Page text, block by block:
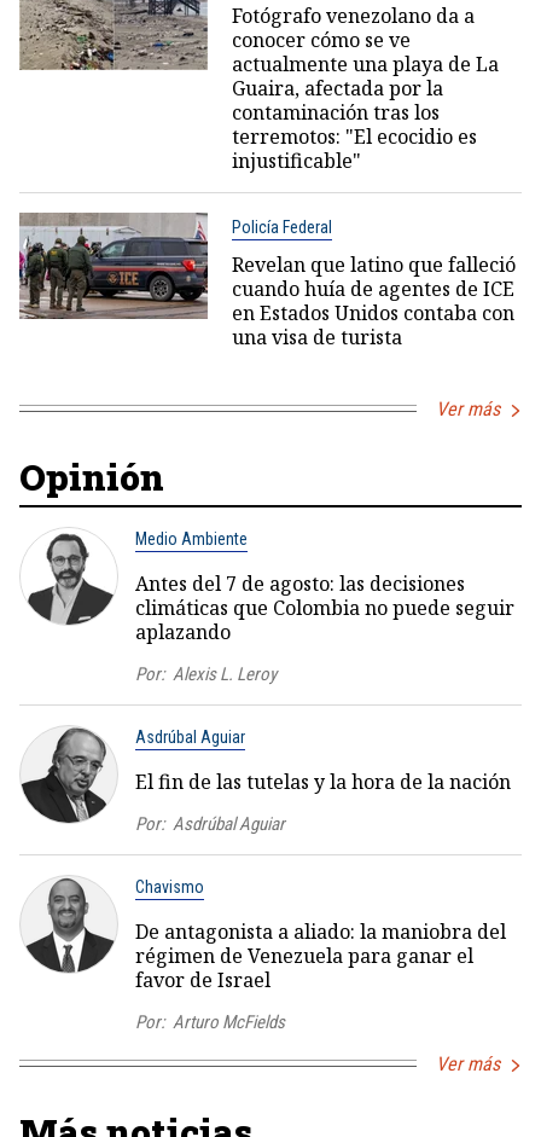
Fotógrafo venezolano da a
conocer cómo se ve
actualmente una playa de La
Guaira, afectada por la
contaminación tras los
terremotos: "El ecocidio es
injustificable"
Policía Federal
Revelan que latino que falleció
cuando huía de agentes de ICE
en Estados Unidos contaba con
una visa de turista
Ver más
Opinión
Medio Ambiente
Antes del 7 de agosto: las decisiones
climáticas que Colombia no puede seguir
aplazando
Por: Alexis L. Leroy
Asdrúbal Aguiar
El fin de las tutelas y la hora de la nación
Por: Asdrúbal Aguiar
Chavismo
De antagonista a aliado: la maniobra del
régimen de Venezuela para ganar el
favor de Israel
Por: Arturo McFields
Ver más